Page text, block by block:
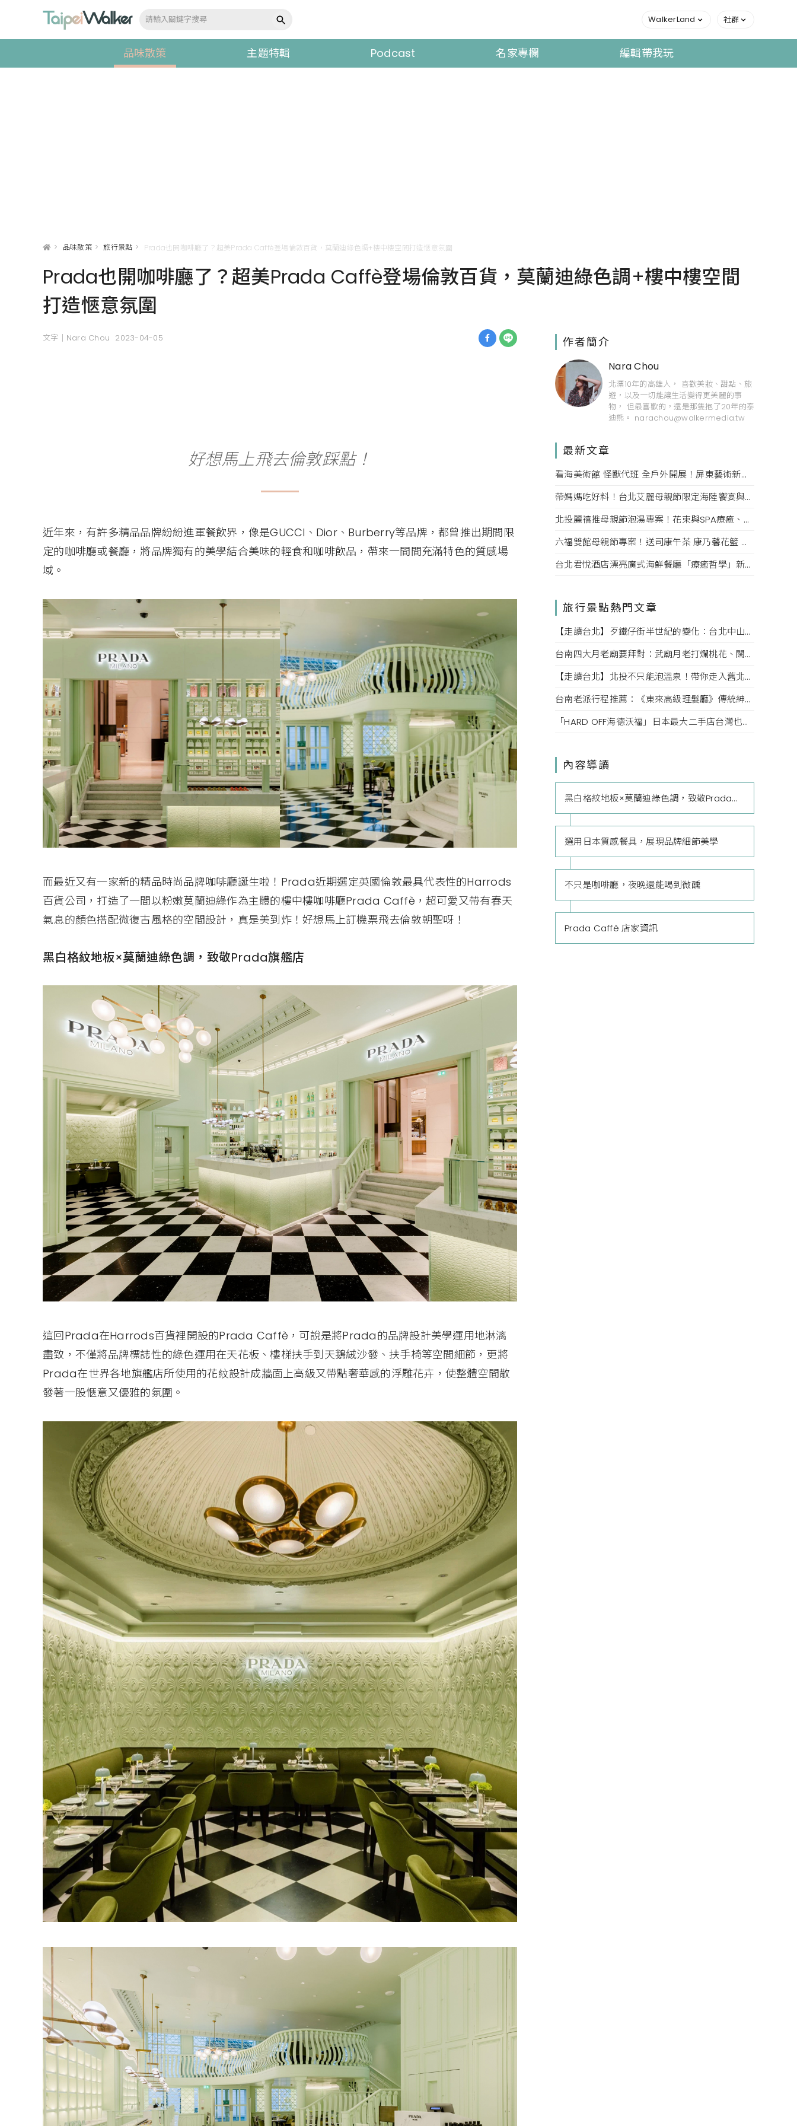
WalkerLand 社群
品味散策 主題特輯 Podcast 名家專欄 編輯帶我玩
> 品味散策 > 旅行景點 > Prada也開咖啡廳了？超美Prada Caffè登場倫敦百貨，莫蘭迪綠色調+樓中樓空間打造愜意氛圍
Prada也開咖啡廳了？超美Prada Caffè登場倫敦百貨，莫蘭迪綠色調+樓中樓空間
打造愜意氛圍
文字｜Nara Chou 2023-04-05
好想馬上飛去倫敦踩點！
近年來，有許多精品品牌紛紛進軍餐飲界，像是GUCCI、Dior、Burberry等品牌，都曾推出期間限
定的咖啡廳或餐廳，將品牌獨有的美學結合美味的輕食和咖啡飲品，帶來一間間充滿特色的質感場
域。
而最近又有一家新的精品時尚品牌咖啡廳誕生啦！Prada近期選定英國倫敦最具代表性的Harrods
百貨公司，打造了一間以粉嫩莫蘭迪綠作為主體的樓中樓咖啡廳Prada Caffè，超可愛又帶有春天
氣息的顏色搭配微復古風格的空間設計，真是美到炸！好想馬上訂機票飛去倫敦朝聖呀！
黑白格紋地板×莫蘭迪綠色調，致敬Prada旗艦店
這回Prada在Harrods百貨裡開設的Prada Caffè，可說是將Prada的品牌設計美學運用地淋漓
盡致，不僅將品牌標誌性的綠色運用在天花板、樓梯扶手到天鵝絨沙發、扶手椅等空間細節，更將
Prada在世界各地旗艦店所使用的花紋設計成牆面上高級又帶點奢華感的浮雕花卉，使整體空間散
發著一股愜意又優雅的氛圍。
作者簡介
Nara Chou
北漂10年的高雄人， 喜歡美妝、甜點、旅
遊，以及一切能讓生活變得更美麗的事
物， 但最喜歡的，還是那隻抱了20年的泰
迪熊。 narachou@walkermedia.tw
最新文章
看海美術館 怪獸代班 全戶外開展！屏東藝術新亮點 網美必拍。
帶媽媽吃好料！台北艾麗母親節限定海陸饗宴與住房專案一次收藏。
北投麗禧推母親節泡湯專案！花束與SPA療癒、甜點同步登場
六福雙館母親節專案！送司康午茶 康乃馨花籃 演唱會票，高鐵78折限量。
台北君悅酒店漂亮廣式海鮮餐廳「療癒哲學」新菜單！每一口都成為心靈的享受。
旅行景點熱門文章
【走讀台北】歹鐵仔街半世紀的變化：台北中山赤峰街上文創小店內的故事
台南四大月老廟要拜對：武廟月老打爛桃花、闊嘴月老說媒牽姻緣，愛情也該對症下藥
【走讀台北】北投不只能泡溫泉！帶你走入舊北投的老街巷弄，探索老台北的迷人風情
台南老派行程推薦：《東來高級理髮廳》傳統紳士小姐的高級坐洗體驗、掏耳、按摩一次滿足！
「HARD OFF海德沃福」日本最大二手店台灣也逛得到，3C、名牌、古著逛不完，快點來挖寶吧！
內容導讀
黑白格紋地板×莫蘭迪綠色調，致敬Prada旗艦店
選用日本質感餐具，展現品牌細節美學
不只是咖啡廳，夜晚還能喝到微醺
Prada Caffè 店家資訊